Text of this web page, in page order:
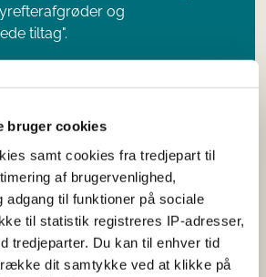
bruger cookies
samt cookies fra tredjepart til
af brugervenlighed,
adgang til funktioner på sociale
til statistik registreres IP-adresser,
tredjeparter. Du kan til enhver tid
dit samtykke ved at klikke på
og
tiltag".
frø
frødatabaser, de danske
til ikke-økologisk
og Styrelsen for Grøn
Vandmiljøs registrering af
materiale.